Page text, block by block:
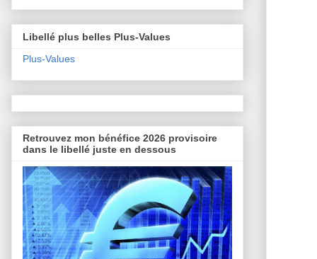
Libellé plus belles Plus-Values
Plus-Values
Retrouvez mon bénéfice 2026 provisoire
dans le libellé juste en dessous